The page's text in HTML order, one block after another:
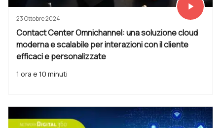
Vedi subito
play_arrow
23 Ottobre 2024
Contact Center Omnichannel: una soluzione cloud
moderna e scalabile per interazioni con il cliente
efficaci e personalizzate
1 ora e 10 minuti